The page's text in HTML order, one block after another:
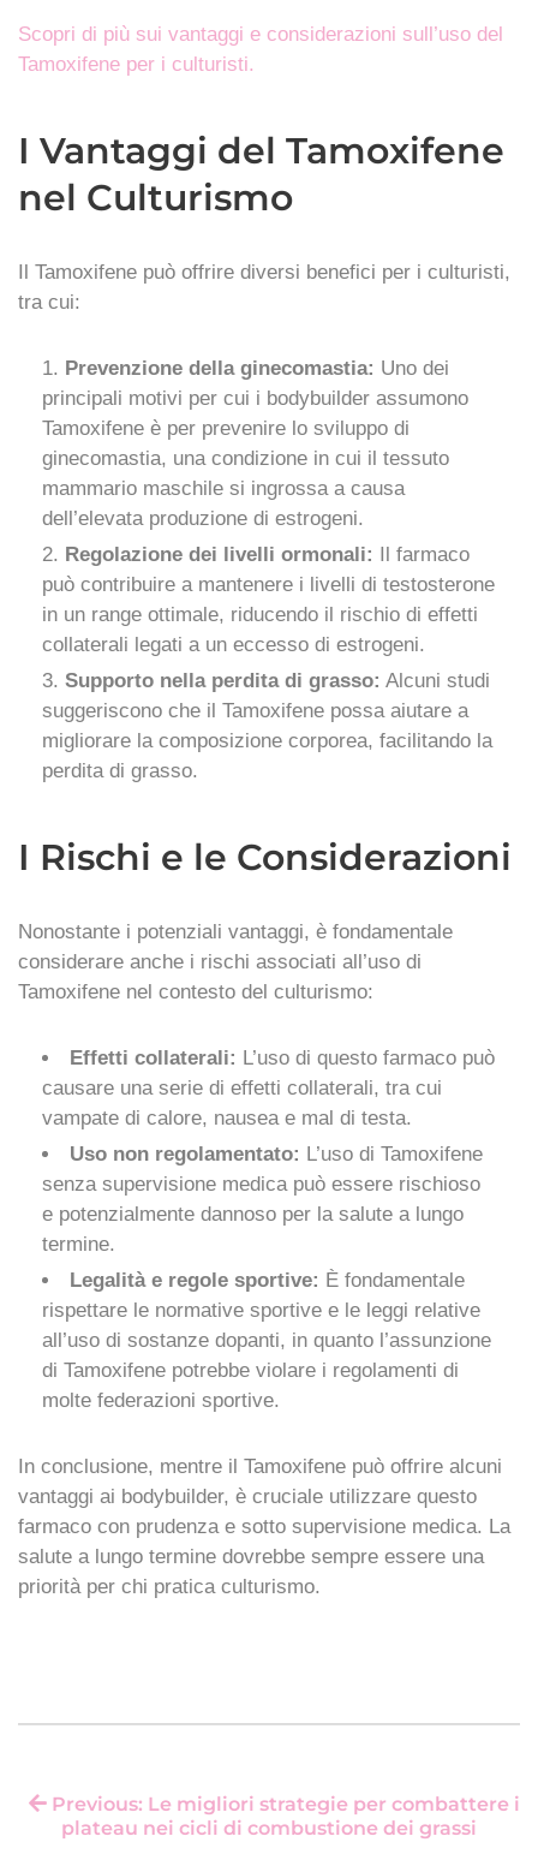
Scopri di più sui vantaggi e considerazioni sull’uso del
Tamoxifene per i culturisti.
I Vantaggi del Tamoxifene
nel Culturismo
Il Tamoxifene può offrire diversi benefici per i culturisti,
tra cui:
Prevenzione della ginecomastia: Uno dei
principali motivi per cui i bodybuilder assumono
Tamoxifene è per prevenire lo sviluppo di
ginecomastia, una condizione in cui il tessuto
mammario maschile si ingrossa a causa
dell’elevata produzione di estrogeni.
Regolazione dei livelli ormonali:
Il farmaco
può contribuire a mantenere i livelli di testosterone
in un range ottimale, riducendo il rischio di effetti
collaterali legati a un eccesso di estrogeni.
Supporto nella perdita di grasso: Alcuni studi
suggeriscono che il Tamoxifene possa aiutare a
migliorare la composizione corporea, facilitando la
perdita di grasso.
I Rischi e le Considerazioni
Nonostante i potenziali vantaggi, è fondamentale
considerare anche i rischi associati all’uso di
Tamoxifene nel contesto del culturismo:
Effetti collaterali: L’uso di questo farmaco può
causare una serie di effetti collaterali, tra cui
vampate di calore, nausea e mal di testa.
Uso non regolamentato: L’uso di Tamoxifene
senza supervisione medica può essere rischioso
e potenzialmente dannoso per la salute a lungo
termine.
Legalità e regole sportive: È fondamentale
rispettare le normative sportive e le leggi relative
all’uso di sostanze dopanti, in quanto l’assunzione
di Tamoxifene potrebbe violare i regolamenti di
molte federazioni sportive.
In conclusione, mentre il Tamoxifene può offrire alcuni
vantaggi ai bodybuilder, è cruciale utilizzare questo
farmaco con prudenza e sotto supervisione medica. La
salute a lungo termine dovrebbe sempre essere una
priorità per chi pratica culturismo.
Previous: Le migliori strategie per combattere i
plateau nei cicli di combustione dei grassi